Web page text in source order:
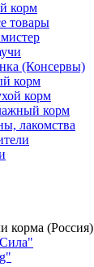
корм
товары
(Консервы)
корм
корм
корм
лакомства
корма (Россия)